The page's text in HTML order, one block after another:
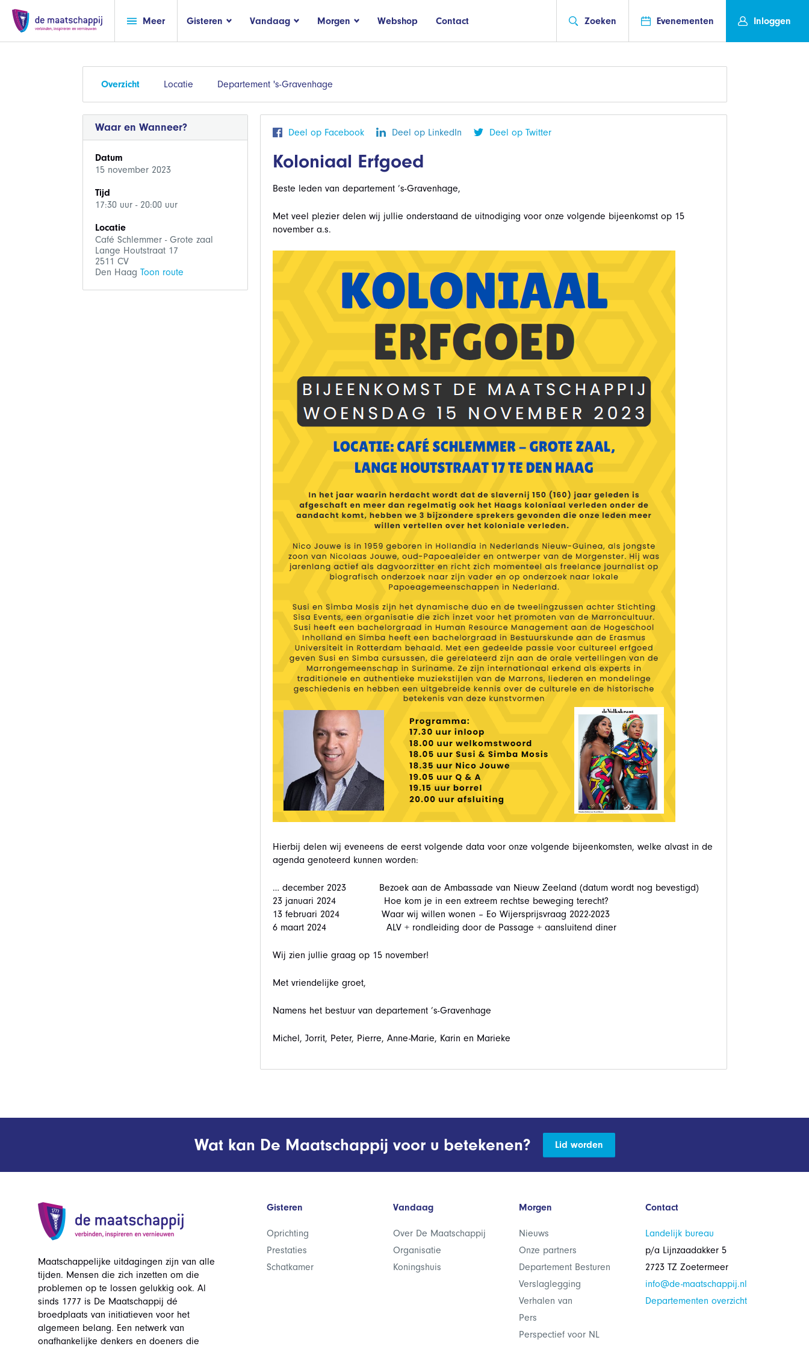
Meer Gisteren Vandaag Morgen Webshop Contact Zoeken Evenementen Inloggen
Overzicht Locatie Departement 's-Gravenhage
Waar en Wanneer?
Datum
15 november 2023
Tijd
17:30 uur - 20:00 uur
Locatie
Café Schlemmer - Grote zaal
Lange Houtstraat 17
2511 CV
Den Haag Toon route
Deel op Facebook Deel op LinkedIn Deel op Twitter
Koloniaal Erfgoed
Beste leden van departement ’s-Gravenhage,
Met veel plezier delen wij jullie onderstaand de uitnodiging voor onze volgende bijeenkomst op 15
november a.s.
Hierbij delen wij eveneens de eerst volgende data voor onze volgende bijeenkomsten, welke alvast in de
agenda genoteerd kunnen worden:
… december 2023 Bezoek aan de Ambassade van Nieuw Zeeland (datum wordt nog bevestigd)
23 januari 2024 Hoe kom je in een extreem rechtse beweging terecht?
13 februari 2024 Waar wij willen wonen – Eo Wijersprijsvraag 2022-2023
6 maart 2024 ALV + rondleiding door de Passage + aansluitend diner
Wij zien jullie graag op 15 november!
Met vriendelijke groet,
Namens het bestuur van departement ’s-Gravenhage
Michel, Jorrit, Peter, Pierre, Anne-Marie, Karin en Marieke
Wat kan De Maatschappij voor u betekenen? Lid worden
Maatschappelijke uitdagingen zijn van alle
tijden. Mensen die zich inzetten om die
problemen op te lossen gelukkig ook. Al
sinds 1777 is De Maatschappij dé
broedplaats van initiatieven voor het
algemeen belang. Een netwerk van
onafhankelijke denkers en doeners die
Gisteren
Oprichting
Prestaties
Schatkamer
Vandaag
Over De Maatschappij
Organisatie
Koningshuis
Morgen
Nieuws
Onze partners
Departement Besturen
Verslaglegging
Verhalen van
Pers
Perspectief voor NL
Contact
Landelijk bureau
p/a Lijnzaadakker 5
2723 TZ Zoetermeer
info@de-maatschappij.nl
Departementen overzicht